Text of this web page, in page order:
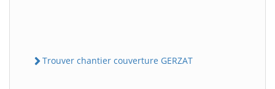
Trouver chantier couverture GERZAT